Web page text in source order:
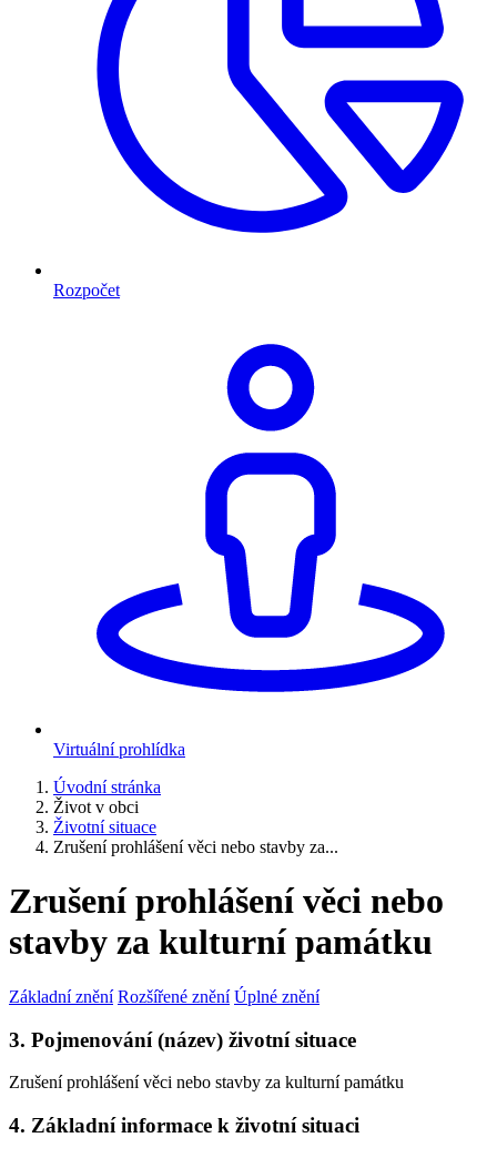
Rozpočet
Virtuální prohlídka
Úvodní stránka
Život v obci
Životní situace
Zrušení prohlášení věci nebo stavby za...
Zrušení prohlášení věci nebo
stavby za kulturní památku
Základní znění Rozšířené znění Úplné znění
3. Pojmenování (název) životní situace
Zrušení prohlášení věci nebo stavby za kulturní památku
4. Základní informace k životní situaci